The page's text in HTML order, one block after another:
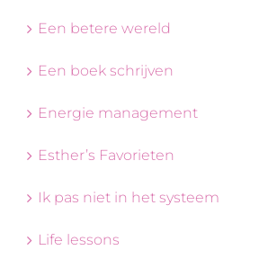
Een betere wereld
Een boek schrijven
Energie management
Esther’s Favorieten
Ik pas niet in het systeem
Life lessons